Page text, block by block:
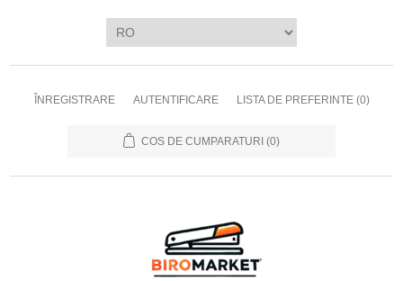
ÎNREGISTRARE AUTENTIFICARE LISTA DE PREFERINTE (0)
COS DE CUMPARATURI (0)